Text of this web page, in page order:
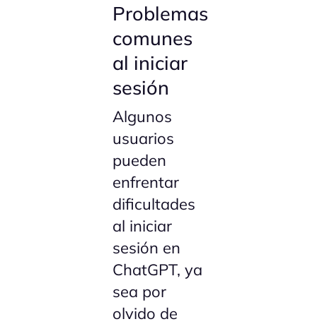
Problemas
comunes
al iniciar
sesión
Algunos
usuarios
pueden
enfrentar
dificultades
al iniciar
sesión en
ChatGPT, ya
sea por
olvido de